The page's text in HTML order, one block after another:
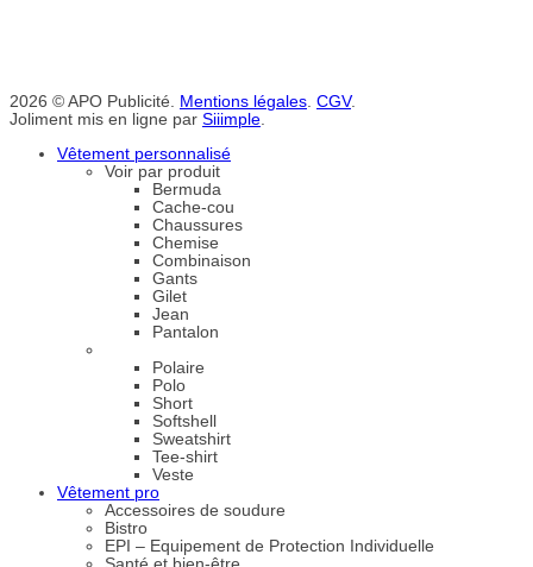
2026 © APO Publicité. Mentions légales. CGV.
Joliment mis en ligne par Siiimple.
Vêtement personnalisé
Voir par produit
Bermuda
Cache-cou
Chaussures
Chemise
Combinaison
Gants
Gilet
Jean
Pantalon
Polaire
Polo
Short
Softshell
Sweatshirt
Tee-shirt
Veste
Vêtement pro
Accessoires de soudure
Bistro
EPI – Equipement de Protection Individuelle